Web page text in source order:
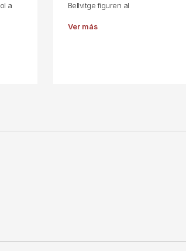
a
Bellvitge figuren al
Ver más